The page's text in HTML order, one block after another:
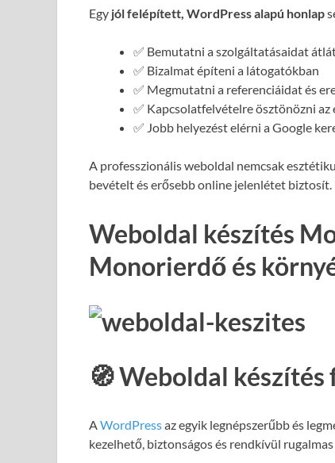
Egy jól felépített, WordPress alapú honlap
✅ Bemutatni a szolgáltatásaidat
✅ Bizalmat építeni a látogatókban
✅ Megmutatni a referenciáidat és
✅ Kapcsolatfelvételre ösztönözni
✅ Jobb helyezést elérni a Google
A professzionális weboldal nemcsak
bevételt és erősebb online jelenlétet biztosít.
Weboldal készítés
Monorierdő és
🧭 Weboldal
AWordPressaz egyik legnépszerűbb és
kezelhető, biztonságos és rendkívül